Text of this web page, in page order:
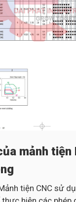
mảnh tiện
tiện CNC sử